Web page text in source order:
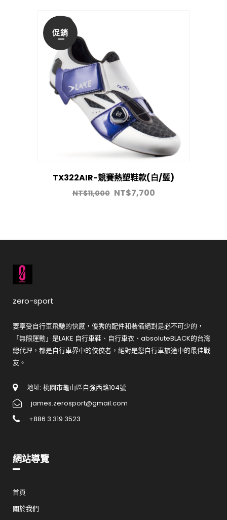
促銷
TX322AIR-競賽熱塑鞋款(白/藍)
NT$11,000 NT$7,700
zero-sport
要享受自行車飛馳的快感，優秀的配件和裝備絕對是必不可少的，
「無限運動」是LAKE 自行車鞋、自行車衣、absoluteBLACK的台灣
總代理，都是自行車界中的佼佼者，絕對是您自行車旅途中的最佳戰
友。
地址: 桃園市龜山區自強西路104號
james.zerosport@gmail.com
+886 3 319 3523
網站導覽
首頁
關於我們